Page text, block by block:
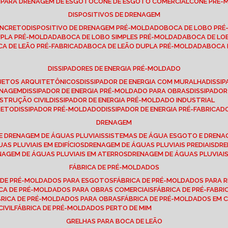
DISPOSITIVOS DE DRENAGEM
DISPOSITIVO DE DRENAGEM PRÉ-MOLDADO BOCA DE LOBO
PRÉ-MOLDADA BOCA DE LOBO SIMPLES PRÉ-MOLDADA BOCA DE
DE LEÃO PRÉ-FABRICADA BOCA DE LEÃO DUPLA PRÉ-MOLDADA
DISSIPADORES DE ENERGIA PRÉ-MOLDADO
ARQUITETÔNICOS DISSIPADOR DE ENERGIA COM MURALHA
DISSIPADOR DE ENERGIA PRÉ-MOLDADO PARA OBRAS
CIVIL DISSIPADOR DE ENERGIA PRÉ-MOLDADO INDUSTRIAL
DISSIPADOR PRÉ-MOLDADO DISSIPADOR DE ENERGIA PRÉ-
DRENAGEM
DRENAGEM DE ÁGUAS PLUVIAIS SISTEMAS DE ÁGUA ESGOTO E
PLUVIAIS EM EDIFÍCIOS DRENAGEM DE ÁGUAS PLUVIAIS PREDIAIS
DE ÁGUAS PLUVIAIS EM ATERROS DRENAGEM DE ÁGUAS
FÁBRICA DE PRÉ-MOLDADOS
DE PRÉ-MOLDADOS PARA ESGOTOS FÁBRICA DE PRÉ-MOLDADOS PARA
DE PRÉ-MOLDADOS PARA OBRAS COMERCIAIS FÁBRICA DE PRÉ-
DE PRÉ-MOLDADOS PARA OBRAS FÁBRICA DE PRÉ-MOLDADOS EM
FÁBRICA DE PRÉ-MOLDADOS PERTO DE MIM
GRELHAS PARA BOCA DE LEÃO